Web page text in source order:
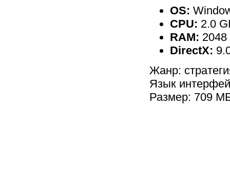
OS:
CPU: 2.0
RAM: 2048
DirectX:
Жанр:
Язык
Размер: 709